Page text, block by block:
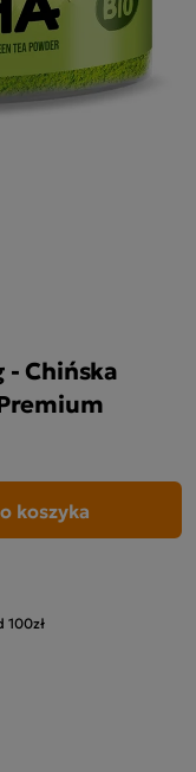
- Chińska
koszyka
100zł